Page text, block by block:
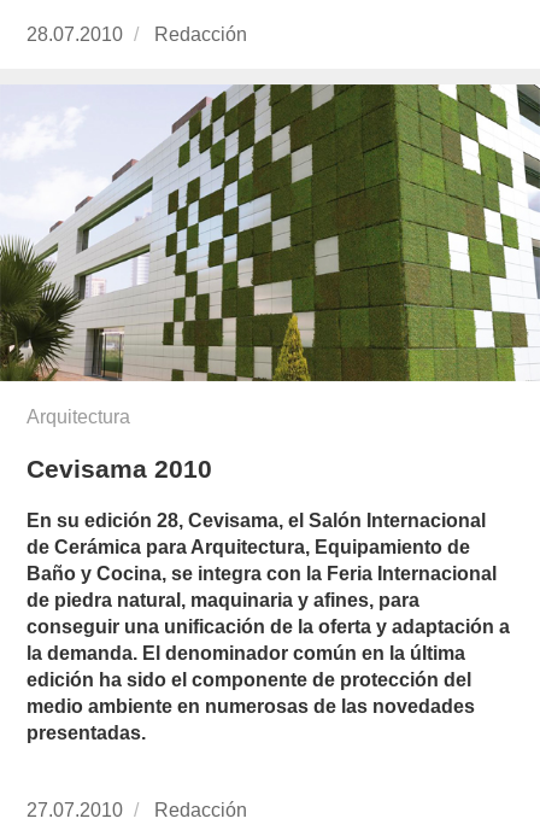
Publicado
28.07.2010 https://www.experimenta.es/author/redaccion/
Redacción
Arquitectura
Cevisama 2010
En su edición 28, Cevisama, el Salón Internacional
de Cerámica para Arquitectura, Equipamiento de
Baño y Cocina, se integra con la Feria Internacional
de piedra natural, maquinaria y afines, para
conseguir una unificación de la oferta y adaptación a
la demanda. El denominador común en la última
edición ha sido el componente de protección del
medio ambiente en numerosas de las novedades
presentadas.
Publicado
27.07.2010 https://www.experimenta.es/author/redaccion/
Redacción